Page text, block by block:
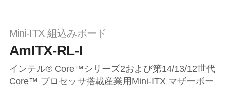
Mini-ITX 組込みボード
AmITX-RL-I
インテル® Core™シリーズ2および第14/13/12世代
Core™ プロセッサ搭載産業用Mini-ITX マザーボー